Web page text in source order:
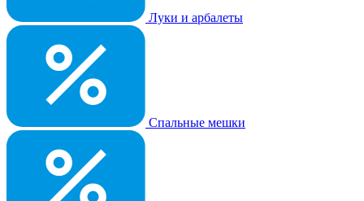
Луки и арбалеты
Спальные мешки